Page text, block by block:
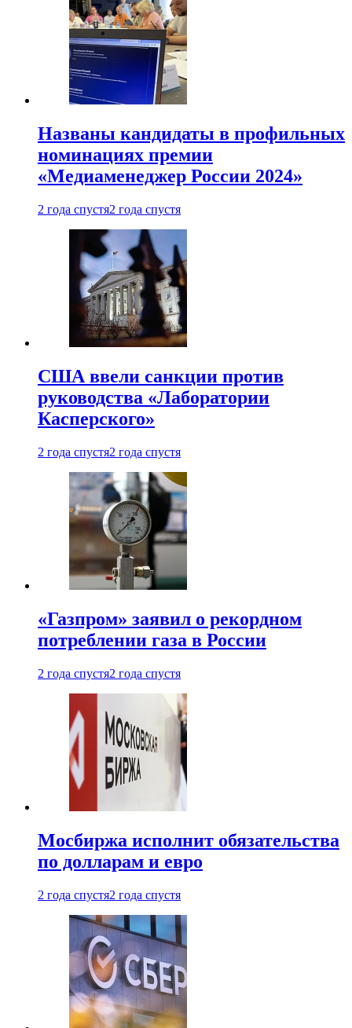
Названы кандидаты в профильных
номинациях премии
«Медиаменеджер России 2024»
2 года спустя2 года спустя
США ввели санкции против
руководства «Лаборатории
Касперского»
2 года спустя2 года спустя
«Газпром» заявил о рекордном
потреблении газа в России
2 года спустя2 года спустя
Мосбиржа исполнит обязательства
по долларам и евро
2 года спустя2 года спустя